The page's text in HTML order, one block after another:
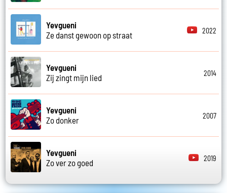
Yevgueni
Ze danst gewoon op straat
2022
Yevgueni
Zij zingt mijn lied
2014
Yevgueni
Zo donker
2007
Yevgueni
Zo ver zo goed
2019